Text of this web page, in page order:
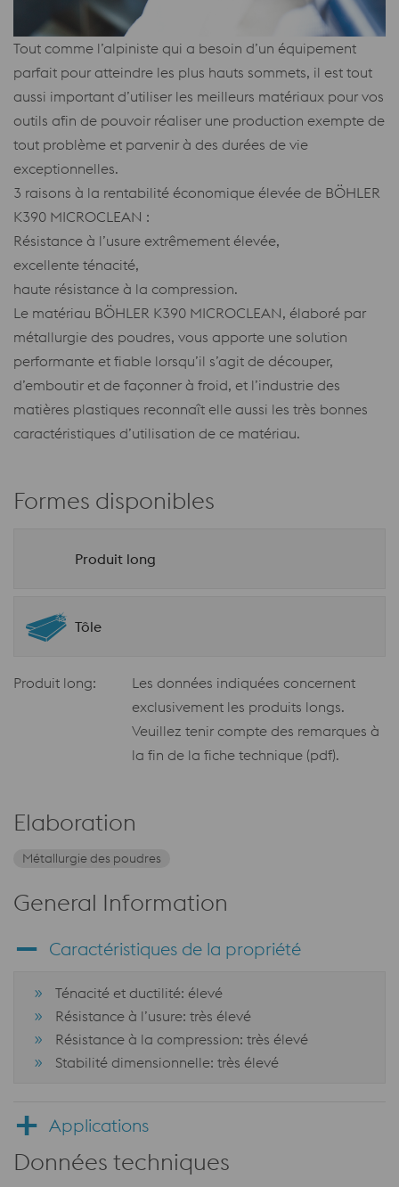
Tout comme l’alpiniste qui a besoin d’un équipement
parfait pour atteindre les plus hauts sommets, il est tout
aussi important d’utiliser les meilleurs matériaux pour vos
outils afin de pouvoir réaliser une production exempte de
tout problème et parvenir à des durées de vie
exceptionnelles.
3 raisons à la rentabilité économique élevée de BÖHLER
K390 MICROCLEAN :
Résistance à l’usure extrêmement élevée,
excellente ténacité,
haute résistance à la compression.
Le matériau BÖHLER K390 MICROCLEAN, élaboré par
métallurgie des poudres, vous apporte une solution
performante et fiable lorsqu’il s’agit de découper,
d’emboutir et de façonner à froid, et l’industrie des
matières plastiques reconnaît elle aussi les très bonnes
caractéristiques d’utilisation de ce matériau.
Formes disponibles
Produit long
Tôle
Produit long:
Les données indiquées concernent
exclusivement les produits longs.
Veuillez tenir compte des remarques à
la fin de la fiche technique (pdf).
Elaboration
Métallurgie des poudres
General Information
Caractéristiques de la propriété
Ténacité et ductilité: élevé
Résistance à l’usure: très élevé
Résistance à la compression: très élevé
Stabilité dimensionnelle: très élevé
Applications
Données techniques